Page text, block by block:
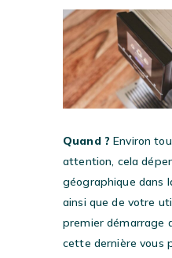
Quand ? Environ
attention, cela
géographique dans
ainsi que de votre
premier démarrage
cette dernière vous